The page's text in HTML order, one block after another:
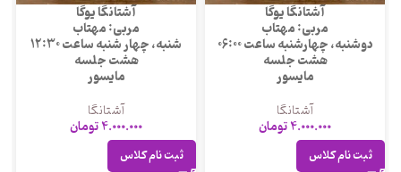
آشتانگا یوگا
مربی: مهتاب
دوشنبه، چهارشنبه ساعت 06:00
هشت جلسه
مایسور
آشتانگا
4.000.000تومان
ثبت نام کلاس
آشتانگا یوگا
مربی: مهتاب
شنبه، چهار شنبه ساعت 12:30
هشت جلسه
مایسور
آشتانگا
4.000.000تومان
ثبت نام کلاس